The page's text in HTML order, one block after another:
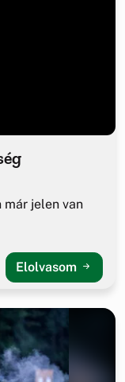
már jelen van
Elolvasom